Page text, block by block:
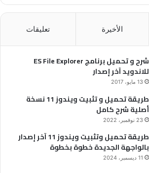
الأخيرة تعليقات
شرح و تحميل برنامج ES File Explorer
للاندويد آخر إصدار
13 مايو، 2017
طريقة تحميل و تثبيت ويندوز 11 نسخة
أصلية شرح كامل
23 نوفمبر، 2022
طريقة تحميل وتثبيت ويندوز 11 آخر إصدار
بالواجهة الجديدة خطوة بخطوة
11 ديسمبر، 2024